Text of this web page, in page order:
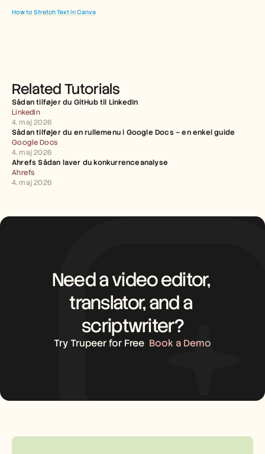
How to Stretch Text in Canva
Related Tutorials
Sådan tilføjer du GitHub til LinkedIn
LinkedIn
4. maj 2026
Sådan tilføjer du en rullemenu i Google Docs – en enkel guide
Google Docs
4. maj 2026
Ahrefs Sådan laver du konkurrenceanalyse
Ahrefs
4. maj 2026
Need a video editor,
translator, and a
scriptwriter?
Try Trupeer for Free Book a Demo